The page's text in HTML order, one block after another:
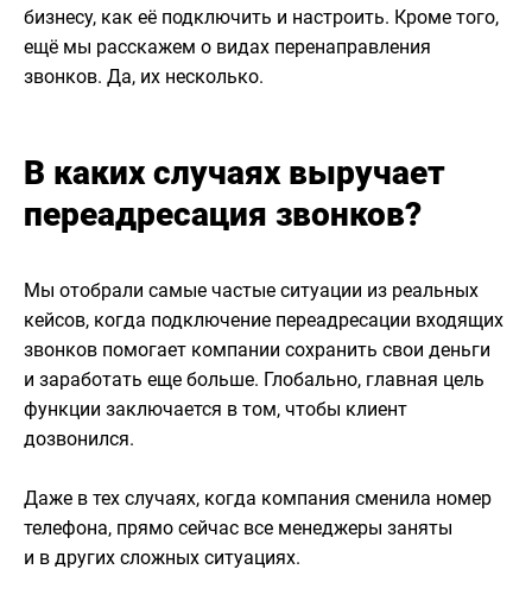
бизнесу, как её подключить и настроить. Кроме того,
ещё мы расскажем о видах перенаправления
звонков. Да, их несколько.
В каких случаях выручает
переадресация звонков?
Мы отобрали самые частые ситуации из реальных
кейсов, когда подключение переадресации входящих
звонков помогает компании сохранить свои деньги
и заработать еще больше. Глобально, главная цель
функции заключается в том, чтобы клиент
дозвонился.
Даже в тех случаях, когда компания сменила номер
телефона, прямо сейчас все менеджеры заняты
и в других сложных ситуациях.